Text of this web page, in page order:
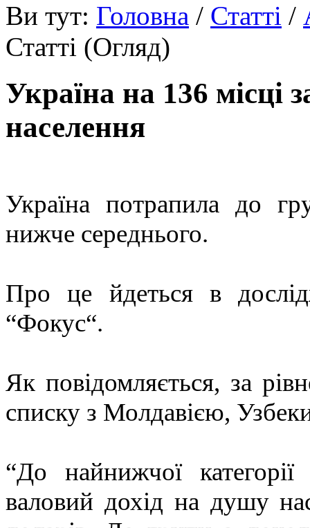
Ви тут: Головна / Статті /
Статті (Огляд)
Україна на 136 місці
населення
Україна потрапила до
нижче середнього.
Про це йдеться в
“Фокус“.
Як повідомляється, за
списку з Молдавією,
“До найнижчої
валовий дохід на душу